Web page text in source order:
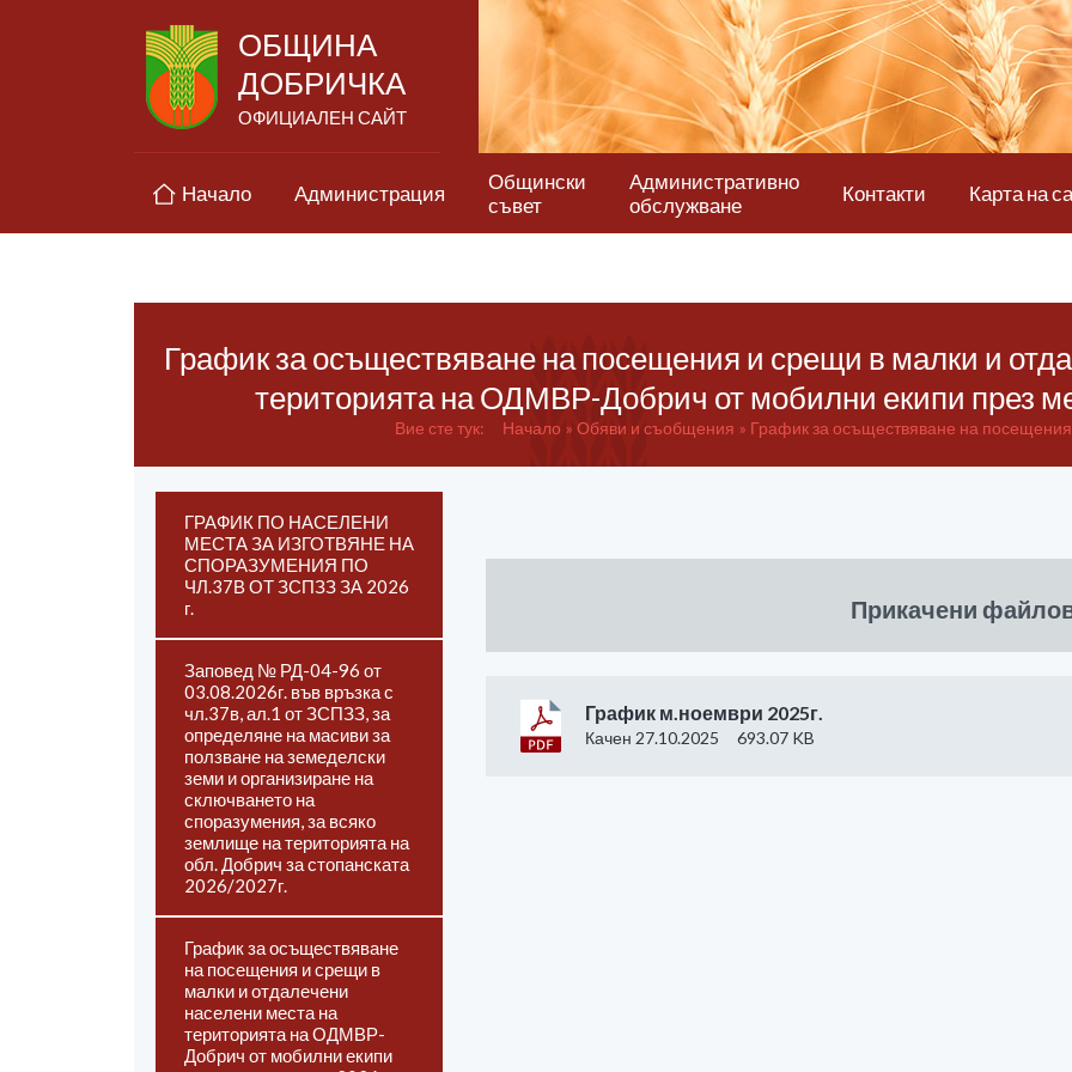
ОБЩИНА
ДОБРИЧКА
ОФИЦИАЛЕН САЙТ
Начало Администрация
Общински
съвет
Административно
обслужване
Контакти Карта на
График за осъществяване на посещения и срещи в малки и
територията на ОДМВР-Добрич от мобилни екипи през
Вие сте тук: Начало Обяви и съобщения График за осъществяване на
ГРАФИК ПО НАСЕЛЕНИ
МЕСТА ЗА ИЗГОТВЯНЕ НА
СПОРАЗУМЕНИЯ ПО
ЧЛ.37В ОТ ЗСПЗЗ ЗА 2026
г.
Заповед № РД-04-96 от
03.08.2026г. във връзка с
чл.37в, ал.1 от ЗСПЗЗ, за
определяне на масиви за
ползване на земеделски
земи и организиране на
сключването на
споразумения, за всяко
землище на територията на
обл. Добрич за стопанската
2026/2027г.
График за осъществяване
на посещения и срещи в
малки и отдалечени
населени места на
територията на ОДМВР-
Добрич от мобилни екипи
Прикачени
График м.ноември 2025г.
Качен 27.10.2025 693.07 KB